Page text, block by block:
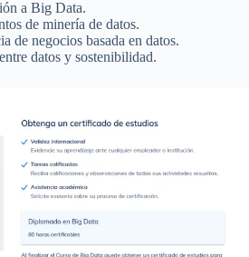
a Big Data.
de minería de datos.
de negocios basada en datos.
datos y sostenibilidad.